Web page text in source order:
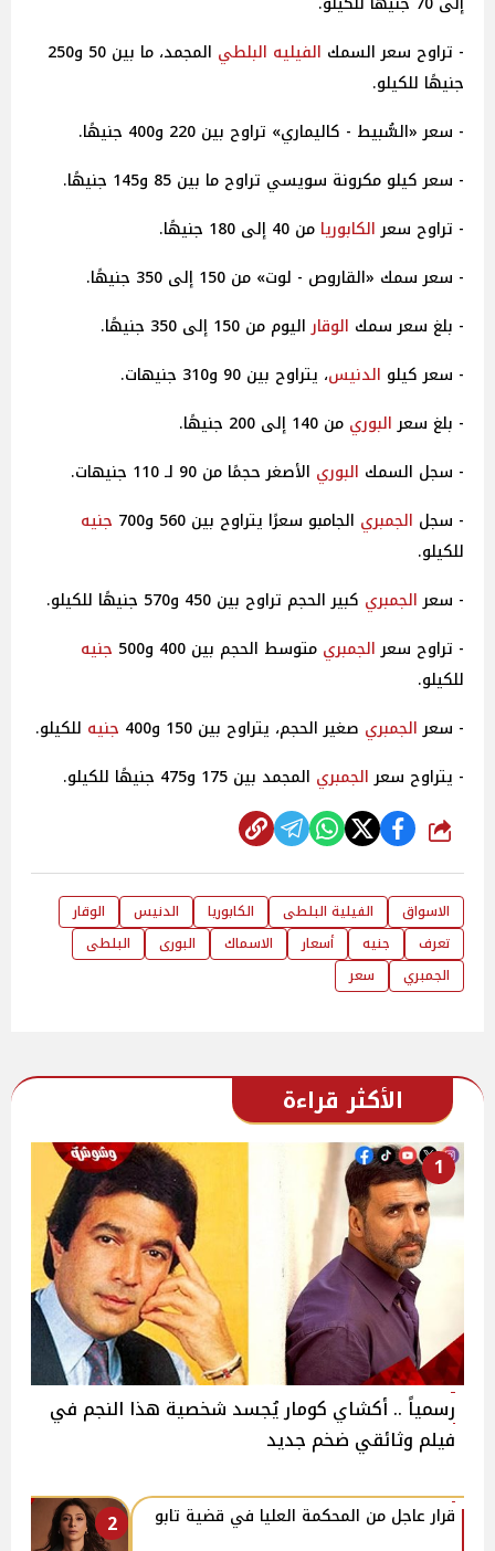
- تراوح سعر السمك الفيليه البلطي
المجمد، ما بين 50 و250
جنيهًا للكيلو.
- سعر «السُّبيط - كاليماري» تراوح بين 220 و400 جنيهًا.
- سعر كيلو مكرونة سويسي تراوح ما بين 85 و145 جنيهًا.
- تراوح سعرالكابوريا من 40 إلى 180 جنيهًا.
- سعر سمك «القاروص - لوت» من 150 إلى 350 جنيهًا.
- بلغ سعر سمك الوقاراليوم من 150 إلى 350 جنيهًا.
- سعر كيلو الدنيس، يتراوح بين 90 و310 جنيهات.
- بلغ سعرالبوري من 140 إلى 200 جنيهًا.
- سجل السمك البوري الأصغر حجمًا من 90 لـ 110 جنيهات.
- سجل الجمبري الجامبو سعرًا يتراوح بين 560 و700
جنيه
للكيلو.
- سعرالجمبري كبير الحجم تراوح بين 450 و570 جنيهًا للكيلو.
- تراوح سعرالجمبري متوسط الحجم بين 400 و500
جنيه
للكيلو.
- سعرالجمبري صغير الحجم، يتراوح بين 150 و400 جنيه للكيلو.
- يتراوح سعرالجمبري المجمد بين 175 و475 جنيهًا للكيلو.
شارك
الاسواق الفيلية البلطى الكابوريا الدنيس
الوقار
تعرف
جنيه أسعار الاسماك البورى
البلطى
الجمبري
سعر
الأكثر قراءة
1
رسمياً .. أكشاي كومار يُجسد شخصية هذا النجم في
فيلم وثائقي ضخم جديد
2 قرار عاجل من المحكمة العليا في قضية تابو